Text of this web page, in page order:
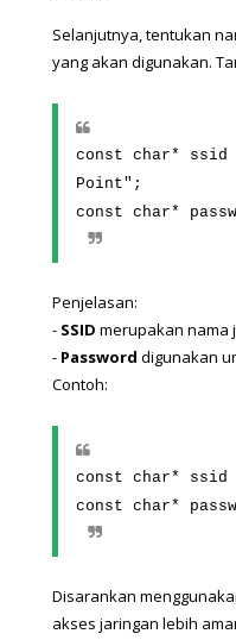
Selanjutnya, tentukan
yang akan digunakan.
const char* ssid =
Point";
const char*
Penjelasan:
- SSID merupakan nama
- Password digunakan
Contoh:
const char* ssid
const char*
Disarankan
akses jaringan lebih